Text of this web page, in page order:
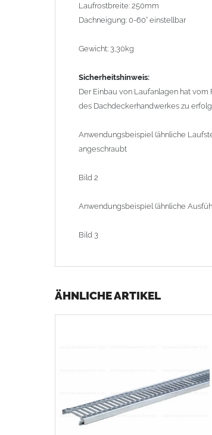
Laufrostbreite: 250mm
Dachneigung: 0-60° einstellbar
Gewicht: 3,30kg
Sicherheitshinweis:
Der Einbau von Laufanlagen hat
des Dachdeckerhandwerkes zu
Anwendungsbeispiel (ähnliche
angeschraubt
Bild 2
Anwendungsbeispiel (ähnliche
Bild 3
ÄHNLICHE ARTIKEL